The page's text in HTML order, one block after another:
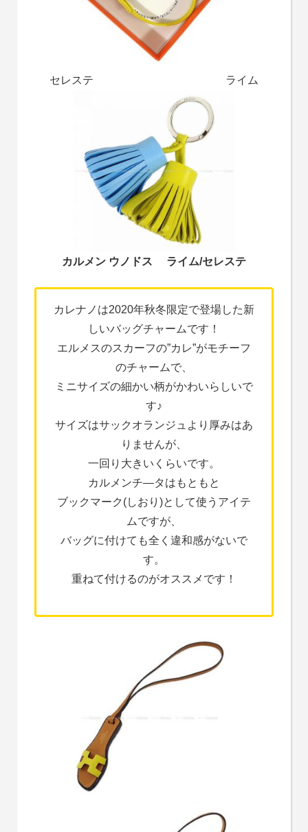
セレステ ライム
カルメン ウノドス ライム/セレステ
カレナノは2020年秋冬限定で登場した新
しいバッグチャームです！
エルメスのスカーフの”カレ”がモチーフ
のチャームで、
ミニサイズの細かい柄がかわいらしいで
す♪
サイズはサックオランジュより厚みはあ
りませんが、
一回り大きいくらいです。
カルメンチ―タはもともと
ブックマーク(しおり)として使うアイテ
ムですが、
バッグに付けても全く違和感がないで
す。
重ねて付けるのがオススメです！